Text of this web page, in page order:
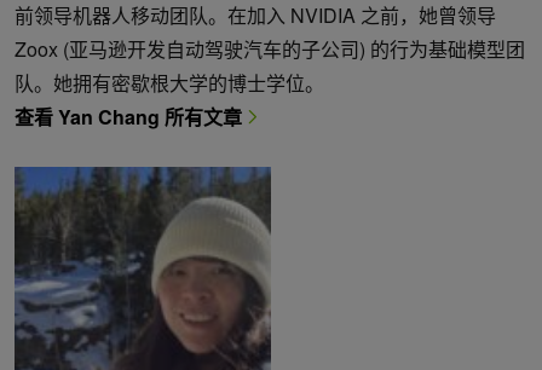
前领导机器人移动团队。在加入 NVIDIA 之前，她曾领导
Zoox (亚马逊开发自动驾驶汽车的子公司) 的行为基础模型团
队。她拥有密歇根大学的博士学位。
查看 Yan Chang 所有文章